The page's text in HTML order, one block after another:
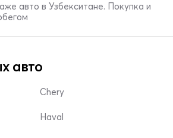
авто в Узбекситане. Покупка и
авто
Chery
Haval